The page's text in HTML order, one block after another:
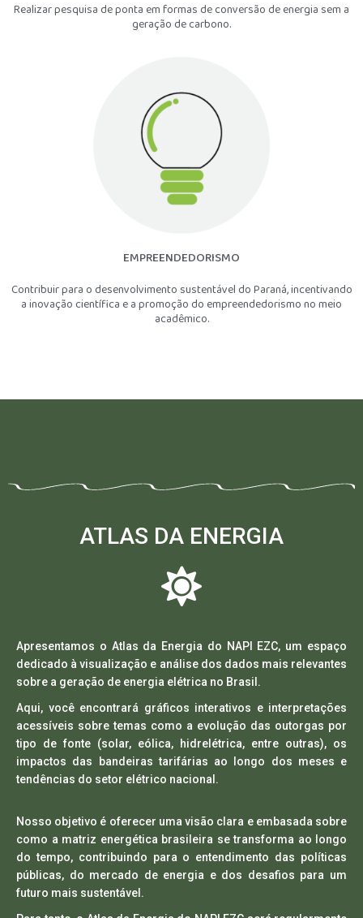
Realizar pesquisa de ponta em formas de conversão de energia sem a
geração de carbono.
EMPREENDEDORISMO
Contribuir para o desenvolvimento sustentável do Paraná, incentivando
a inovação científica e a promoção do empreendedorismo no meio
acadêmico.
ATLAS DA ENERGIA
Apresentamos o Atlas da Energia do NAPI EZC, um espaço
dedicado à visualização e análise dos dados mais relevantes
sobre a geração de energia elétrica no Brasil.
Aqui, você encontrará gráficos interativos e interpretações
acessíveis sobre temas como a evolução das outorgas por
tipo de fonte (solar, eólica, hidrelétrica, entre outras), os
impactos das bandeiras tarifárias ao longo dos meses e
tendências do setor elétrico nacional.
Nosso objetivo é oferecer uma visão clara e embasada sobre
como a matriz energética brasileira se transforma ao longo
do tempo, contribuindo para o entendimento das políticas
públicas, do mercado de energia e dos desafios para um
futuro mais sustentável.